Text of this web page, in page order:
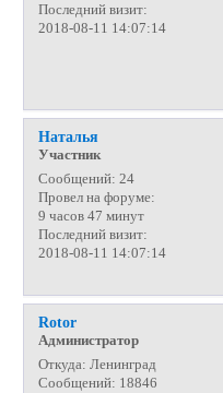
Последний визит:
2018-08-11 14:07:14
Наталья
Участник
Сообщений: 24
Провел на форуме:
9 часов 47 минут
Последний визит:
2018-08-11 14:07:14
Rotor
Администратор
Откуда: Ленинград
Сообщений: 18846